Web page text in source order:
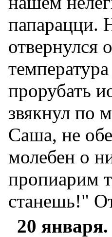
папарацци.
отвернулся
прорубать
звякнул по
Саша, не
молебен о
пропиарим
станешь!"
20 января.